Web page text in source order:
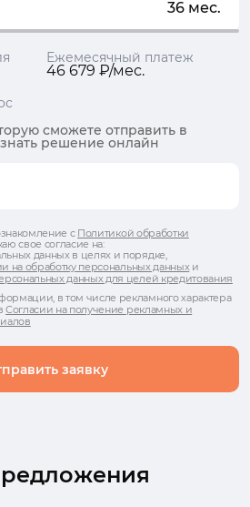
36 мес.
Ежемесячный платеж
46 679 ₽/мес.
сможете отправить в
решение онлайн
Отправить заявку
с Политикой обработки
свое согласие на:
данных в целях и порядке,
на обработку персональных данныхи
данных для целей кредитования
в том числе рекламного характера
Согласии на получение рекламных и